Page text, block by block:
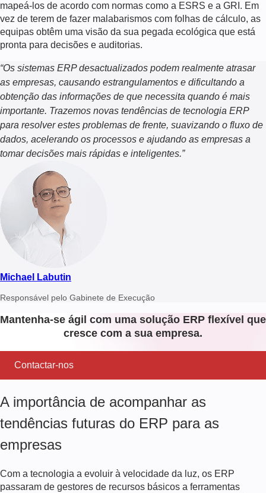
mapeá-los de acordo com normas como a ESRS e a GRI. Em
vez de terem de fazer malabarismos com folhas de cálculo, as
equipas obtêm uma visão da sua pegada ecológica que está
pronta para decisões e auditorias.
“Os sistemas ERP desactualizados podem realmente atrasar
as empresas, causando estrangulamentos e dificultando a
obtenção das informações de que necessita quando é mais
importante. Trazemos novas tendências de tecnologia ERP
para resolver estes problemas de frente, suavizando o fluxo de
dados, acelerando os processos e ajudando as empresas a
tomar decisões mais rápidas e inteligentes.”
Michael Labutin
Responsável pelo Gabinete de Execução
Mantenha-se ágil com uma solução ERP flexível que
cresce com a sua empresa.
Contactar-nos
A importância de acompanhar as
tendências futuras do ERP para as
empresas
Com a tecnologia a evoluir à velocidade da luz, os ERP
passaram de gestores de recursos básicos a ferramentas